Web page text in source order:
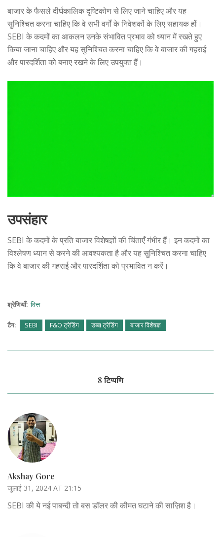
बाजार के फैसले दीर्घकालिक दृष्टिकोण से लिए जाने चाहिए और यह
सुनिश्चित करना चाहिए कि वे सभी वर्गों के निवेशकों के लिए सहायक हों।
SEBI के कदमों का आकलन उनके संभावित प्रभाव को ध्यान में रखते हुए
किया जाना चाहिए और यह सुनिश्चित करना चाहिए कि वे बाजार की गहराई
और पारदर्शिता को बनाए रखने के लिए उपयुक्त हैं।
उपसंहार
SEBI के कदमों के प्रति बाजार विशेषज्ञों की चिंताएँ गंभीर हैं। इन कदमों का
विश्लेषण ध्यान से करने की आवश्यकता है और यह सुनिश्चित करना चाहिए
कि वे बाजार की गहराई और पारदर्शिता को प्रभावित न करें।
श्रेणियाँ: वित्त
टैग: SEBI F&O ट्रेडिंग डब्बा ट्रेडिंग बाजार विशेषज्ञ
8 टिप्पणि
Akshay Gore
जुलाई 31, 2024 AT 21:15
SEBI की ये नई पाबन्दी तो बस डॉलर की कीमत घटाने की साज़िश है।